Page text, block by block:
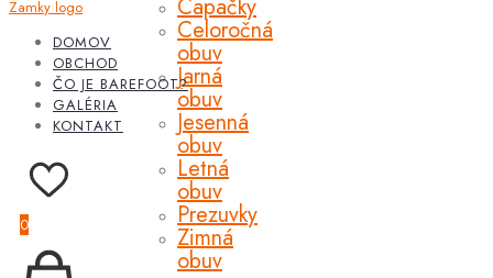
Capačky
Celoročná
obuv
Jarná
obuv
Jesenná
obuv
Letná
obuv
Prezuvky
Zimná
obuv
DOMOV
OBCHOD
ČO JE BAREFOOT?
GALÉRIA
KONTAKT
0